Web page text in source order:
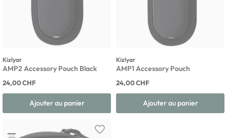
Kizlyar
AMP2 Accessory Pouch Black
24,00 CHF
Ajouter au panier
Kizlyar
AMP1 Accessory Pouch
24,00 CHF
Ajouter au panier
favorite_border